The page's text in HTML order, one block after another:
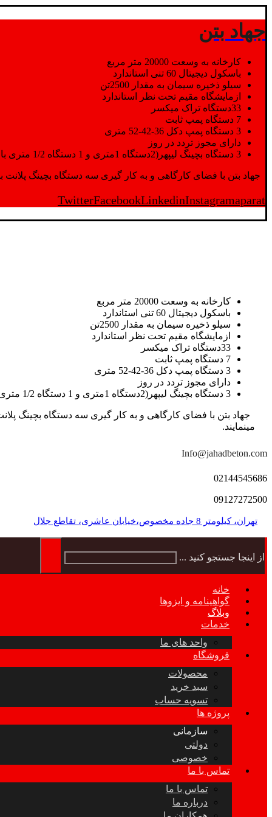
جهاد بتن
کارخانه به وسعت 20000 متر مربع
باسکول دیجیتال 60 تنی استاندارد
سیلو ذخیره سیمان به مقدار 2500تن
ازمایشگاه مقیم تحت نظر استاندارد
33دستگاه تراک میکسر
7 دستگاه پمپ ثابت
3 دستگاه پمپ دکل 36-42-52 متری
دارای مجوز تردد در روز
3 دستگاه بچینگ لیپهر(2دستگاه 1متری و 1 دستگاه 1/2 متری با توان تولید 150 متر مکعب در ساعت)
جهاد بتن با فضای کارگاهی و به کار گیری سه دستگاه بچینگ پلانت با ظرفیت 2500 تن در کنار پرسنل متخصص و پر تلاش واحدهای تولید و ازمایشگاه,بتن با کیفیت را برای واحد
TwitterFacebookLinkedinInstagramaparat
کارخانه به وسعت 20000 متر مربع
باسکول دیجیتال 60 تنی استاندارد
سیلو ذخیره سیمان به مقدار 2500تن
ازمایشگاه مقیم تحت نظر استاندارد
33دستگاه تراک میکسر
7 دستگاه پمپ ثابت
3 دستگاه پمپ دکل 36-42-52 متری
دارای مجوز تردد در روز
3 دستگاه بچینگ لیپهر(2دستگاه 1متری و 1 دستگاه 1/2 متری با توان تولید 150 متر مکعب در ساعت)
مینمایند.
Info@jahadbeton.com
02144545686
09127272500
تهران، کیلومتر 8 جاده مخصوص،خیابان عاشری، تقاطع جلال
از اینجا جستجو کنید ...
خانه
گواهینامه و ایزوها
وبلاگ
خدمات
واحد های ما
فروشگاه
محصولات
سبد خرید
تسویه حساب
پروژه ها
سازمانی
دولتی
خصوصی
تماس با ما
تماس با ما
درباره ما